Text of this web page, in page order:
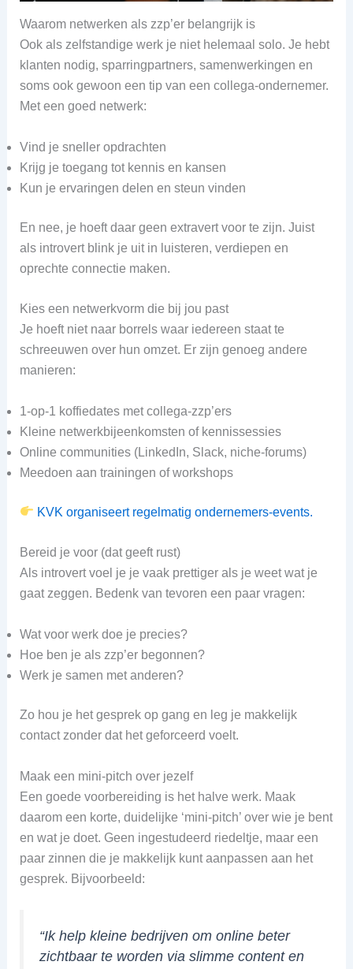
Waarom netwerken als zzp’er belangrijk is
Ook als zelfstandige werk je niet helemaal solo. Je hebt
klanten nodig, sparringpartners, samenwerkingen en
soms ook gewoon een tip van een collega-ondernemer.
Met een goed netwerk:
Vind je sneller opdrachten
Krijg je toegang tot kennis en kansen
Kun je ervaringen delen en steun vinden
En nee, je hoeft daar geen extravert voor te zijn. Juist
als introvert blink je uit in luisteren, verdiepen en
oprechte connectie maken.
Kies een netwerkvorm die bij jou past
Je hoeft niet naar borrels waar iedereen staat te
schreeuwen over hun omzet. Er zijn genoeg andere
manieren:
1-op-1 koffiedates met collega-zzp’ers
Kleine netwerkbijeenkomsten of kennissessies
Online communities (LinkedIn, Slack, niche-forums)
Meedoen aan trainingen of workshops
KVK organiseert regelmatig ondernemers-events.
Bereid je voor (dat geeft rust)
Als introvert voel je je vaak prettiger als je weet wat je
gaat zeggen. Bedenk van tevoren een paar vragen:
Wat voor werk doe je precies?
Hoe ben je als zzp’er begonnen?
Werk je samen met anderen?
Zo hou je het gesprek op gang en leg je makkelijk
contact zonder dat het geforceerd voelt.
Maak een mini-pitch over jezelf
Een goede voorbereiding is het halve werk. Maak
daarom een korte, duidelijke ‘mini-pitch’ over wie je bent
en wat je doet. Geen ingestudeerd riedeltje, maar een
paar zinnen die je makkelijk kunt aanpassen aan het
gesprek. Bijvoorbeeld:
“Ik help kleine bedrijven om online beter
zichtbaar te worden via slimme content en